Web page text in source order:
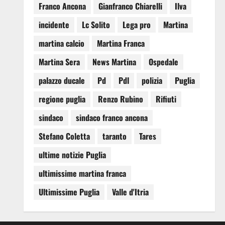
Franco Ancona Gianfranco Chiarelli
Ilva
incidente
Lc Solito Lega pro
Martina
martina calcio
Martina Franca
Martina Sera
News Martina
Ospedale
palazzo ducale
Pd Pdl polizia
Puglia
regione puglia
Renzo Rubino
Rifiuti
sindaco
sindaco franco ancona
Stefano Coletta
taranto
Tares
ultime notizie Puglia
ultimissime martina franca
Ultimissime Puglia
Valle d'Itria